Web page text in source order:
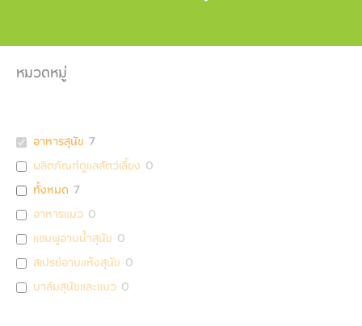
หมวดหมู่
อาหารสุนัข 7
ผลิตภัณฑ์ดูแลสัตว์เลี้ยง 0
ทั้งหมด 7
อาหารแมว 0
แชมพูอาบน้ำสุนัข 0
สเปรย์อาบแห้งสุนัข 0
บาล์มสุนัขและแมว 0